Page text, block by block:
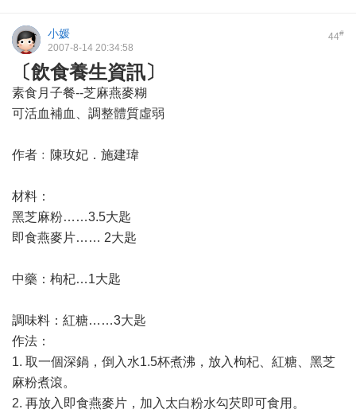
44#
小媛
2007-8-14 20:34:58
〔飲食養生資訊〕
素食月子餐--芝麻燕麥糊
可活血補血、調整體質虛弱
作者﹕陳玫妃．施建瑋
材料：
黑芝麻粉……3.5大匙
即食燕麥片…… 2大匙
中藥：枸杞…1大匙
調味料：紅糖……3大匙
作法：
1. 取一個深鍋，倒入水1.5杯煮沸，放入枸杞、紅糖、黑芝
麻粉煮滾。
2. 再放入即食燕麥片，加入太白粉水勾芡即可食用。